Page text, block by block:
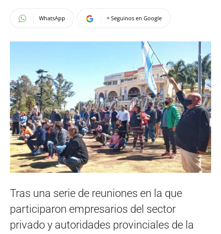
WhatsApp + Seguinos en Google
Tras una serie de reuniones en la que
participaron empresarios del sector
privado y autoridades provinciales de la